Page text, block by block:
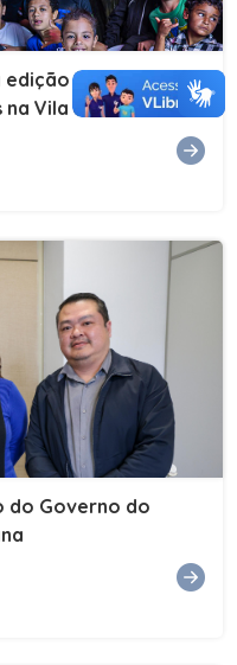
do Cuidar+ e
Vila São João
do Governo do